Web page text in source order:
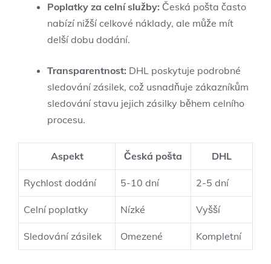
Poplatky za celní služby: Česká pošta často
nabízí nižší celkové náklady, ale může mít
delší dobu dodání.
Transparentnost: DHL poskytuje podrobné
sledování zásilek, což usnadňuje zákazníkům
sledování stavu jejich zásilky během celního
procesu.
Aspekt Česká pošta DHL
Rychlost dodání 5-10 dní 2-5 dní
Celní poplatky Nízké Vyšší
Sledování zásilek Omezené Kompletní